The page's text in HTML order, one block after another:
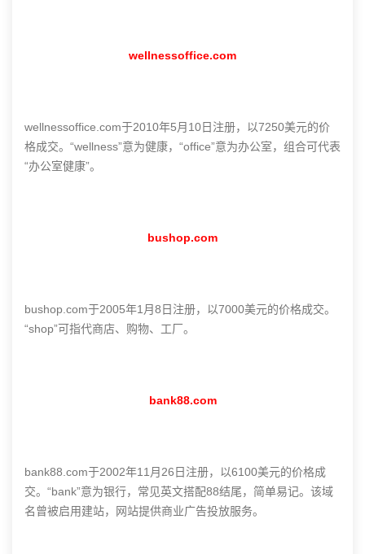
wellnessoffice.com
wellnessoffice.com于2010年5月10日注册，以7250美元的价
格成交。“wellness”意为健康，“office”意为办公室，组合可代表
“办公室健康”。
bushop.com
bushop.com于2005年1月8日注册，以7000美元的价格成交。
“shop”可指代商店、购物、工厂。
bank88.com
bank88.com于2002年11月26日注册，以6100美元的价格成
交。“bank”意为银行，常见英文搭配88结尾，简单易记。该域
名曾被启用建站，网站提供商业广告投放服务。